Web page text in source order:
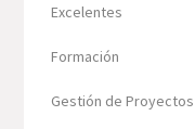
Excelentes
Formación
Gestión de Proyectos